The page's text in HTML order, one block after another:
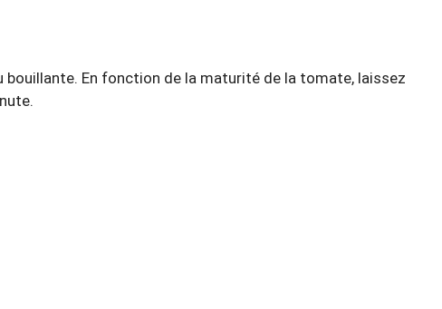
bouillante. En fonction de la maturité de la tomate, laissez